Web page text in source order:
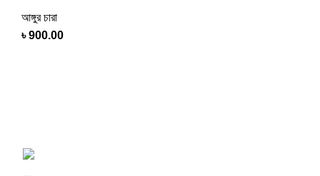
আঙ্গুর চারা
৳900.00